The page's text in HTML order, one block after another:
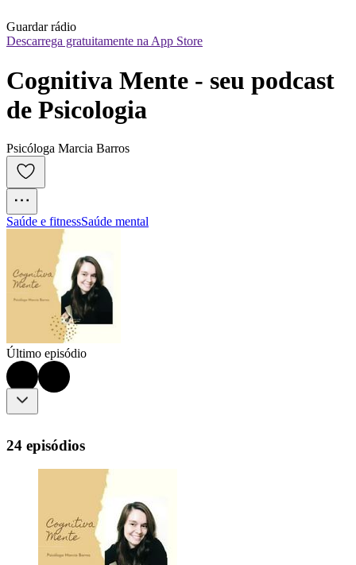
Guardar rádio
Descarrega gratuitamente na App Store
Cognitiva Mente - seu podcast
de Psicologia
Psicóloga Marcia Barros
Saúde e fitnessSaúde mental
Último episódio
24 episódios